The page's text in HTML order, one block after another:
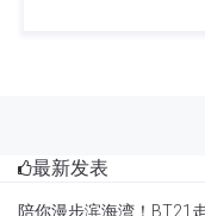
最新发表
陪你漫步滨海湾！BT21